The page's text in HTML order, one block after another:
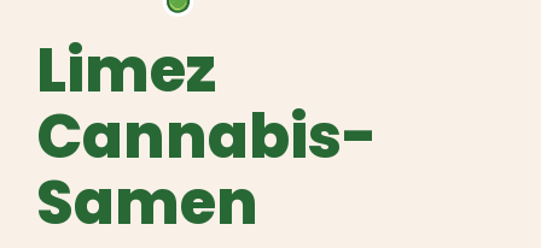
Limez
Cannabis-
Samen